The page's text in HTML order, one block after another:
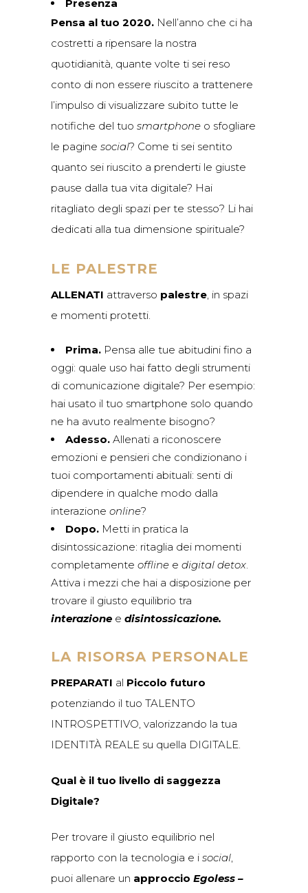
Presenza
Pensa al tuo 2020. Nell’anno che ci ha
costretti a ripensare la nostra
quotidianità, quante volte ti sei reso
conto di non essere riuscito a trattenere
l’impulso di visualizzare subito tutte le
notifiche del tuo smartphone o sfogliare
le pagine social? Come ti sei sentito
quanto sei riuscito a prenderti le giuste
pause dalla tua vita digitale? Hai
ritagliato degli spazi per te stesso? Li hai
dedicati alla tua dimensione spirituale?
LE PALESTRE
ALLENATI attraverso palestre, in spazi
e momenti protetti.
Prima. Pensa alle tue abitudini fino a
oggi: quale uso hai fatto degli strumenti
di comunicazione digitale? Per esempio:
hai usato il tuo smartphone solo quando
ne ha avuto realmente bisogno?
Adesso. Allenati a riconoscere
emozioni e pensieri che condizionano i
tuoi comportamenti abituali: senti di
dipendere in qualche modo dalla
interazione online?
Dopo. Metti in pratica la
disintossicazione: ritaglia dei momenti
completamente offline e digital detox.
Attiva i mezzi che hai a disposizione per
trovare il giusto equilibrio tra
interazione e disintossicazione.
LA RISORSA PERSONALE
PREPARATI al Piccolo futuro
potenziando il tuo TALENTO
INTROSPETTIVO, valorizzando la tua
IDENTITÀ REALE su quella DIGITALE.
Qual è il tuo livello di saggezza
Digitale?
Per trovare il giusto equilibrio nel
rapporto con la tecnologia e i social,
puoi allenare un approccio Egoless –